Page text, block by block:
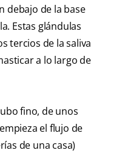
debajo de la base
Estas glándulas
tercios de la saliva
a lo largo de
fino, de unos
el flujo de
de una casa)